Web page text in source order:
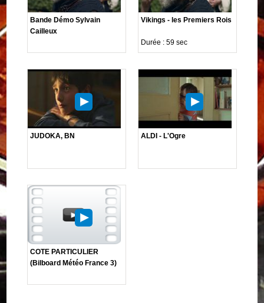
Bande Démo Sylvain
Cailleux
Vikings - les Premiers Rois
Durée : 59 sec
JUDOKA, BN ALDI - L'Ogre
COTE PARTICULIER
(Bilboard Météo France 3)